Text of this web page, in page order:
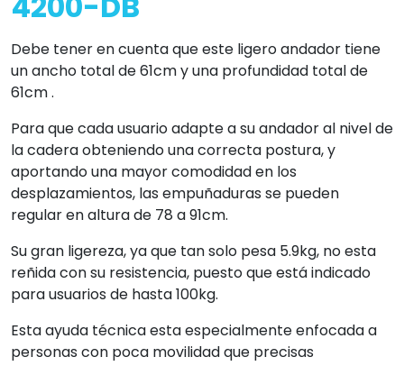
Debe tener en cuenta que este ligero andador tiene
un ancho total de 61cm y una profundidad total de
61cm .
Para que cada usuario adapte a su andador al nivel de
la cadera obteniendo una correcta postura, y
aportando una mayor comodidad en los
desplazamientos, las empuñaduras se pueden
regular en altura de 78 a 91cm.
Su gran ligereza, ya que tan solo pesa 5.9kg, no esta
reñida con su resistencia, puesto que está indicado
para usuarios de hasta 100kg.
Esta ayuda técnica esta especialmente enfocada a
personas con poca movilidad que precisas